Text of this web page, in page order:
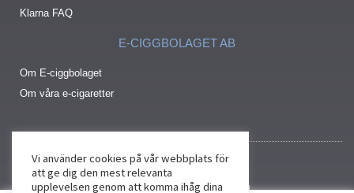
Klarna FAQ
E-CIGGBOLAGET AB
Om E-ciggbolaget
Om våra e-cigaretter
Vi använder cookies på vår webbplats för
att ge dig den mest relevanta
upplevelsen genom att komma ihåg dina